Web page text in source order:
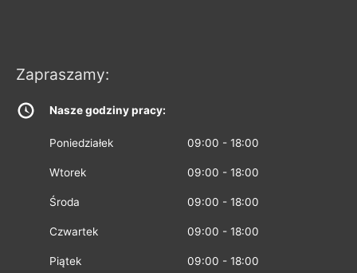
Zapraszamy:
Nasze godziny pracy:
Poniedziałek 09:00 - 18:00
Wtorek 09:00 - 18:00
Środa 09:00 - 18:00
Czwartek 09:00 - 18:00
Piątek 09:00 - 18:00